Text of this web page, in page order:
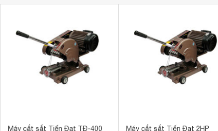
Máy cắt sắt Tiến Đạt TĐ-400
Máy cắt sắt Tiến Đạt 2HP